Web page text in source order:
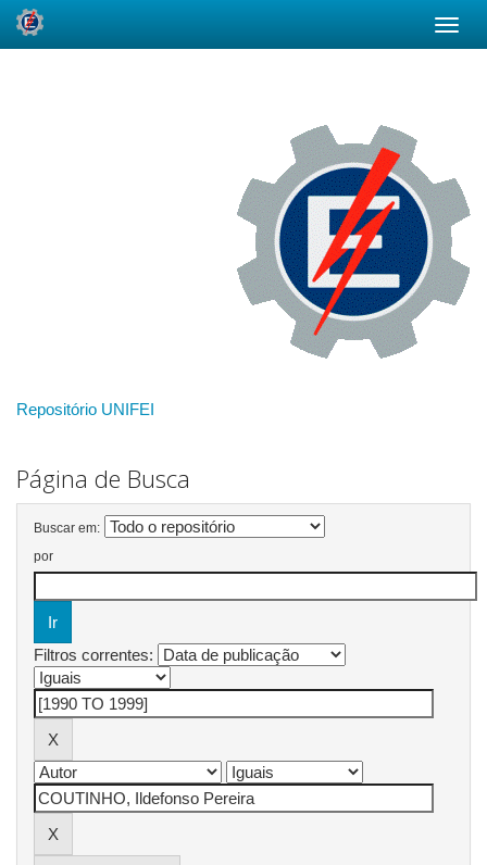
Repositório UNIFEI
Página de Busca
Buscar em:
por
Filtros correntes: